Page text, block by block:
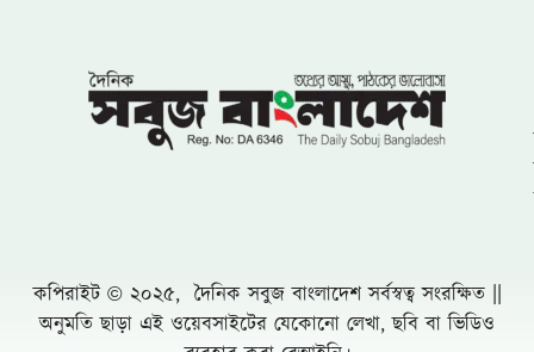
কপিরাইট © ২০২৫, দৈনিক সবুজ বাংলাদেশ সর্বস্বত্ব সংরক্ষিত ||
অনুমতি ছাড়া এই ওয়েবসাইটের যেকোনো লেখা, ছবি বা ভিডিও